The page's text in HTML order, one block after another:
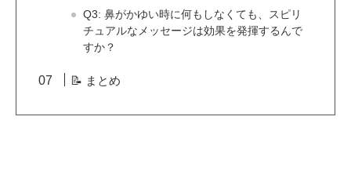
Q3: 鼻がかゆい時に何もしなくても、スピリ
チュアルなメッセージは効果を発揮するんで
すか？
📝 まとめ